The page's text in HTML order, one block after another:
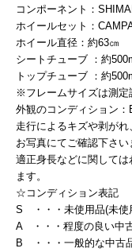
コンポーネント：
ホイールセット：
ホイール直径：約63㎝
シートチューブ ：約
トップチューブ ：約
※フレームサイズは測定
外観のコンディション：
走行によるキズや剥がれ
お写真にてご確認下さい
適正身長などに関して
ます。
☆コンディション表記
S ・・・未使用品(未使
A ・・・程度の良い中
B ・・・一般的な中古